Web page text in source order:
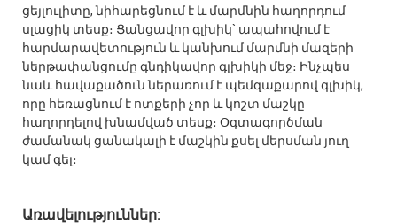
ցեյլուլիտը, նիհարեցնում է և մարմնին հաղորդում
սլացիկ տեսք։ Ցանցավոր գլխիկ` ապահովում է
հարմարավետություն և կանխում մարմնի մազերի
ներթափանցումը գնդիկավոր գլխիկի մեջ։ Ինչպես
նաև հավաքածուն ներառում է պեմզաքարով գլխիկ,
որը հեռացնում է ոտքերի չոր և կոշտ մաշկը
հաղորդելով խնամված տեսք։ Օգտագործման
ժամանակ ցանակալի է մաշկին քսել մերսման յուղ
կամ գել։
Առավելություններ: